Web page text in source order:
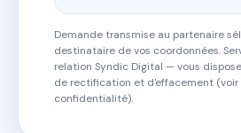
Demande transmise au partenaire
destinataire de vos coordonnées.
relation Syndic Digital — vous
de rectification et d'effacement
confidentialité).